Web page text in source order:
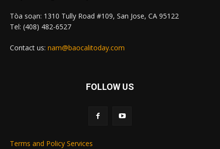
Tòa soạn: 1310 Tully Road #109, San Jose, CA 95122
Tel: (408) 482-6527
Contact us: nam@baocalitoday.com
FOLLOW US
Terms and Policy Services